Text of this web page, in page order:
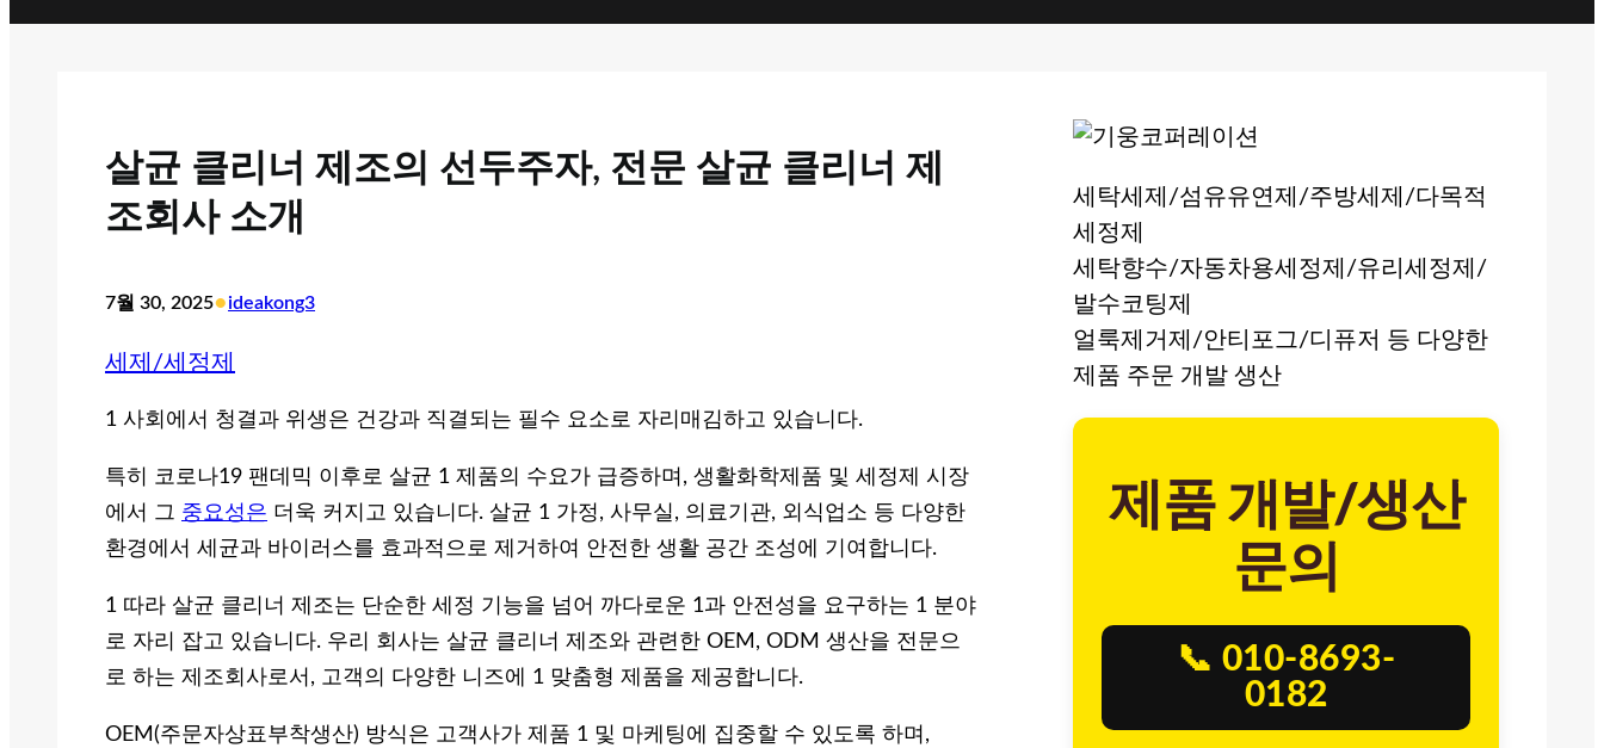
살균 클리너 제조의 선두주자, 전문 살균 클리너 제
조회사 소개
7월 30, 2025•ideakong3
세제/세정제
1 사회에서 청결과 위생은 건강과 직결되는 필수 요소로 자리매김하고 있습니다.
특히 코로나19 팬데믹 이후로 살균 1 제품의 수요가 급증하며, 생활화학제품 및 세정제 시장
에서 그 중요성은 더욱 커지고 있습니다. 살균 1 가정, 사무실, 의료기관, 외식업소 등 다양한
환경에서 세균과 바이러스를 효과적으로 제거하여 안전한 생활 공간 조성에 기여합니다.
1 따라 살균 클리너 제조는 단순한 세정 기능을 넘어 까다로운 1과 안전성을 요구하는 1 분야
로 자리 잡고 있습니다. 우리 회사는 살균 클리너 제조와 관련한 OEM, ODM 생산을 전문으
로 하는 제조회사로서, 고객의 다양한 니즈에 1 맞춤형 제품을 제공합니다.
OEM(주문자상표부착생산) 방식은 고객사가 제품 1 및 마케팅에 집중할 수 있도록 하며,
세탁세제/섬유유연제/주방세제/다목적
세정제
세탁향수/자동차용세정제/유리세정제/
발수코팅제
얼룩제거제/안티포그/디퓨저 등 다양한
제품 주문 개발 생산
제품 개발/생산
문의
📞 010-8693-
0182